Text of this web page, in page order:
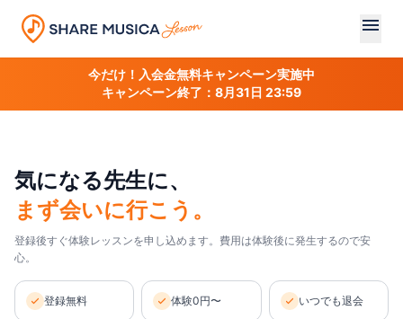
今だけ！入会金無料キャンペーン実施中
キャンペーン終了：8月31日 23:59
気になる先生に、
まず会いに行こう。
登録後すぐ体験レッスンを申し込めます。費用は体験後に発生するので安
心。
登録無料 体験0円〜 いつでも退会